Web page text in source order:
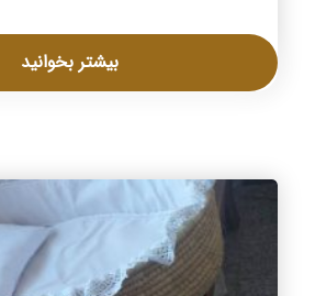
بیشتر بخوانید